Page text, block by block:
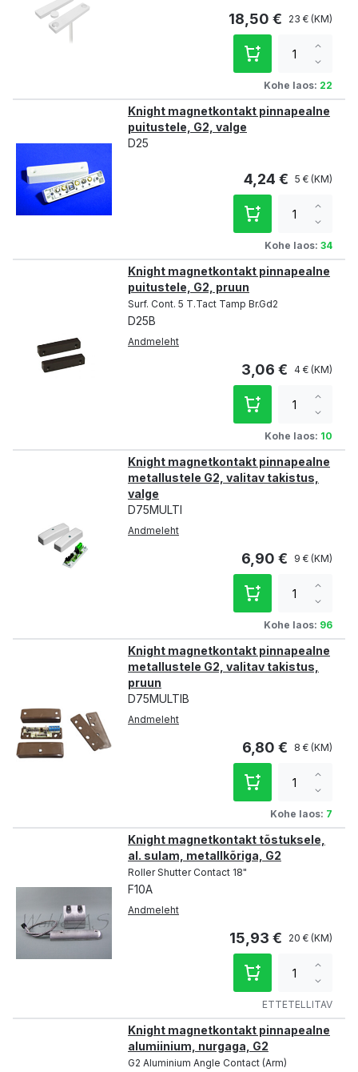
18,50 € 23 €
Kohe laos: 22
qty
Knight magnetkontakt pinnapealne
puitustele, G2, valge
D25
4,24 € 5 €
Kohe laos: 34
qty
Knight magnetkontakt pinnapealne
puitustele, G2, pruun
Surf. Cont. 5 T.Tact Tamp Br.Gd2
D25B
Andmeleht
3,06 € 4 €
Kohe laos: 10
qty
Knight magnetkontakt pinnapealne
metallustele G2, valitav takistus,
valge
D75MULTI
Andmeleht
6,90 € 9 €
Kohe laos: 96
qty
Knight magnetkontakt pinnapealne
metallustele G2, valitav takistus,
pruun
D75MULTIB
Andmeleht
6,80 € 8 €
Kohe laos: 7
qty
Knight magnetkontakt tõstuksele,
al. sulam, metallkõriga, G2
Roller Shutter Contact 18"
F10A
Andmeleht
15,93 € 20 €
ETTETELLITAV
qty
Knight magnetkontakt pinnapealne
alumiinium, nurgaga, G2
G2 Aluminium Angle Contact (Arm)